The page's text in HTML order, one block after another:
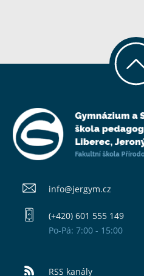
info@​jergym.cz
(+420) 601 555 149
Po-Pá: 7:00 - 15:00
RSS kanály